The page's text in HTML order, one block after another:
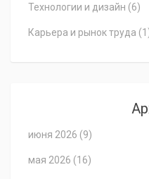
Технологии и дизайн (6)
Карьера и рынок труда
июня 2026 (9)
мая 2026 (16)